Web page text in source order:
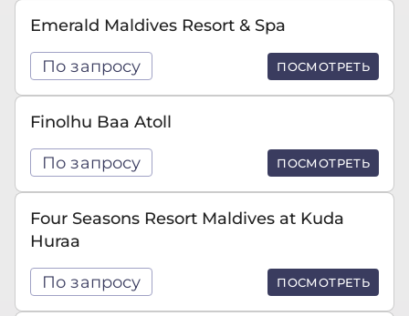
Emerald Maldives Resort & Spa
По запросу ПОСМОТРЕТЬ
Finolhu Baa Atoll
По запросу ПОСМОТРЕТЬ
Four Seasons Resort Maldives at Kuda
Huraa
По запросу ПОСМОТРЕТЬ